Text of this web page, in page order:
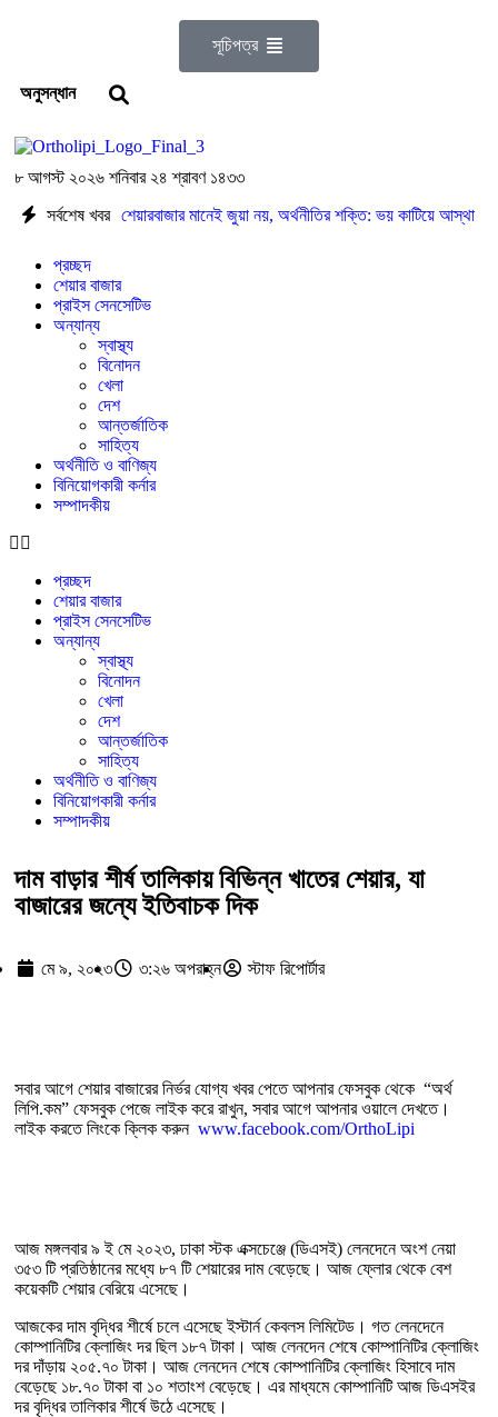
সূচিপত্র
অনুসন্ধান
৮ আগস্ট ২০২৬ শনিবার ২৪ শ্রাবণ ১৪৩৩
সর্বশেষ খবর শেয়ারবাজার মানেই জুয়া নয়, অর্থনীতির শক্তি: ভয় কাটিয়ে আস্থা
ফাইনফুডস; আয়, নগদ প্রবাহ ও সম্পদে ধারাবাহিক প্রবৃদ্ধি
আশা দিয়ে শুরু, হতাশায় শেষ! ডিএসইতে বিক্রির ঝড়, বাজার কি
নতুন মোড়ের সামনে?
ফিরছে, বাড়ছে লেনদেন, বাজারের পরবর্তী গন্তব্য কোথায়?
লেনদেন ১২০০ কোটি ছাড়ালেও সূচকে মন্দা: নিস্প্রাণ শেয়ারবাজার,
প্রচ্ছদ
শেয়ার বাজার
প্রাইস সেনসেটিভ
অন্যান্য
স্বাস্থ্য
বিনোদন
খেলা
দেশ
আন্তর্জাতিক
সাহিত্য
অর্থনীতি ও বাণিজ্য
বিনিয়োগকারী কর্নার
সম্পাদকীয়
প্রচ্ছদ
শেয়ার বাজার
প্রাইস সেনসেটিভ
অন্যান্য
স্বাস্থ্য
বিনোদন
খেলা
দেশ
আন্তর্জাতিক
সাহিত্য
অর্থনীতি ও বাণিজ্য
বিনিয়োগকারী কর্নার
সম্পাদকীয়
দাম বাড়ার শীর্ষ তালিকায় বিভিন্ন খাতের শেয়ার, যা
বাজারের জন্যে ইতিবাচক দিক
মে ৯, ২০২৩ ৩:২৬ অপরাহ্ন স্টাফ রিপোর্টার
সবার আগে শেয়ার বাজারের নির্ভর যোগ্য খবর পেতে আপনার ফেসবুক থেকে “অর্থ
লিপি.কম” ফেসবুক পেজে লাইক করে রাখুন, সবার আগে আপনার ওয়ালে দেখতে।
লাইক করতে লিংকে ক্লিক করুন www.facebook.com/OrthoLipi
আজ মঙ্গলবার ৯ ই মে ২০২৩, ঢাকা স্টক এক্সচেঞ্জে (ডিএসই) লেনদেনে অংশ নেয়া
৩৫৩ টি প্রতিষ্ঠানের মধ্যে ৮৭ টি শেয়ারের দাম বেড়েছে। আজ ফ্লোর থেকে বেশ
কয়েকটি শেয়ার বেরিয়ে এসেছে।
আজকের দাম বৃদ্ধির শীর্ষে চলে এসেছে ইস্টার্ন কেবলস লিমিটেড। গত লেনদেনে
কোম্পানিটির ক্লোজিং দর ছিল ১৮৭ টাকা। আজ লেনদেন শেষে কোম্পানিটির ক্লোজিং
দর দাঁড়ায় ২০৫.৭০ টাকা। আজ লেনদেন শেষে কোম্পানিটির ক্লোজিং হিসাবে দাম
বেড়েছে ১৮.৭০ টাকা বা ১০ শতাংশ বেড়েছে। এর মাধ্যমে কোম্পানিটি আজ ডিএসইর
দর বৃদ্ধির তালিকার শীর্ষে উঠে এসেছে।